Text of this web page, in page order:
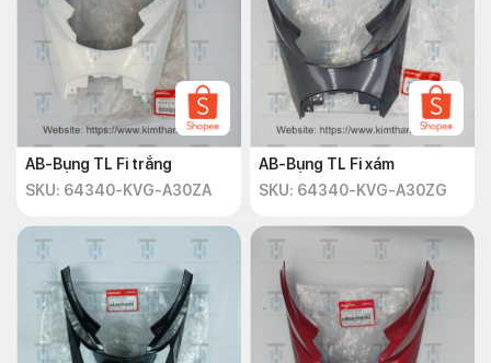
AB-Bụng TL Fi trắng
SKU: 64340-KVG-A30ZA
AB-Bụng TL Fi xám
SKU: 64340-KVG-A30ZG